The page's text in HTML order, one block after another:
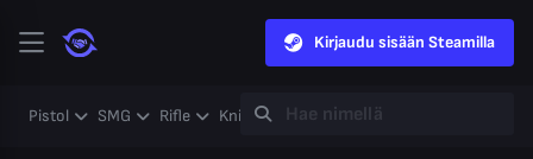
Kirjaudu sisään Steamilla
Pistol SMG Rifle Knife Gloves Heavy